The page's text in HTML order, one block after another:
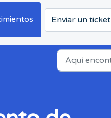
Enviar un ticket